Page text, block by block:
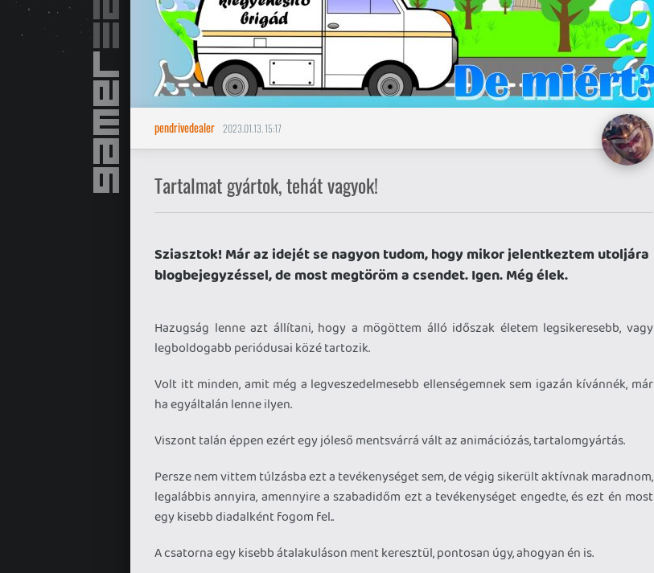
pendrivedealer 2023.01.13. 15:17
Tartalmat gyártok, tehát vagyok!
Sziasztok! Már az idejét se nagyon tudom, hogy mikor jelentkeztem utoljára
blogbejegyzéssel, de most megtöröm a csendet. Igen. Még élek.
Hazugság lenne azt állítani, hogy a mögöttem álló időszak életem legsikeresebb, vagy
legboldogabb periódusai közé tartozik.
Volt itt minden, amit még a legveszedelmesebb ellenségemnek sem igazán kívánnék, már
ha egyáltalán lenne ilyen.
Viszont talán éppen ezért egy jóleső mentsvárrá vált az animációzás, tartalomgyártás.
Persze nem vittem túlzásba ezt a tevékenységet sem, de végig sikerült aktívnak maradnom,
legalábbis annyira, amennyire a szabadidőm ezt a tevékenységet engedte, és ezt én most
egy kisebb diadalként fogom fel..
A csatorna egy kisebb átalakuláson ment keresztül, pontosan úgy, ahogyan én is.